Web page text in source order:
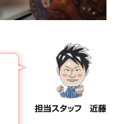
担当スタッフ 近藤